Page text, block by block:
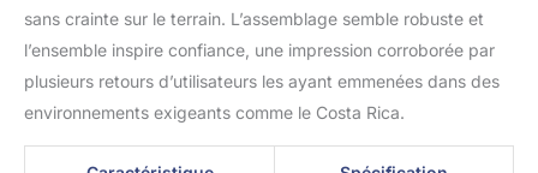
sans crainte sur le terrain. L’assemblage semble robuste et
l’ensemble inspire confiance, une impression corroborée par
plusieurs retours d’utilisateurs les ayant emmenées dans des
environnements exigeants comme le Costa Rica.